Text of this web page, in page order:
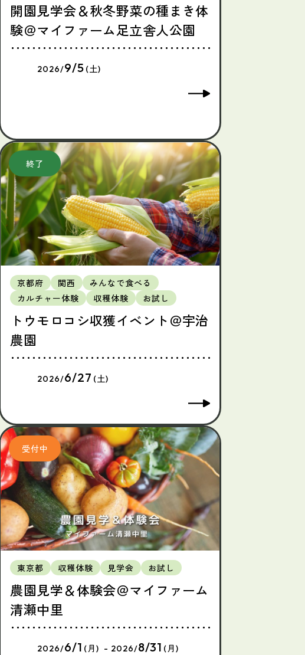
開園見学会＆秋冬野菜の種まき体
験＠マイファーム足立舎人公園
2026/9/5 (土)
京都府 関西
みんなで食べる
カルチャー体験
収穫体験 お試し
トウモロコシ収獲イベント＠宇治
農園
2026/6/27 (土)
東京都 収穫体験 見学会 お試し
農園見学＆体験会＠マイファーム
清瀬中里
2026/6/1 (月) - 2026/8/31 (月)